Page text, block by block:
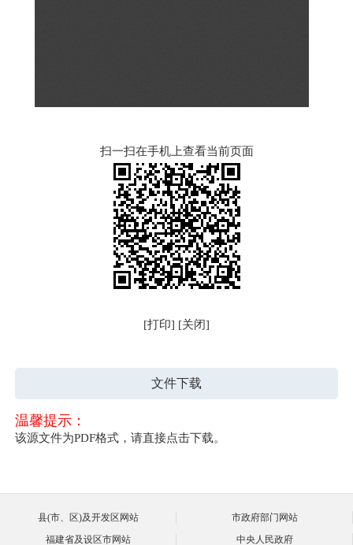
扫一扫在手机上查看当前页面
[打印] [关闭]
文件下载
温馨提示：
该源文件为PDF格式，请直接点击下载。
县(市、区)及开发区网站
市政府部门网站
福建省及设区市网站
中央人民政府